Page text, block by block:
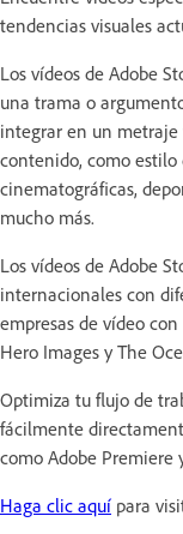
tendencias visuales
Los vídeos de Adobe
una trama o
integrar en un metraje
contenido, como estilo
cinematográficas,
mucho más.
Los vídeos de Adobe
internacionales con
empresas de vídeo
Hero Images y The
Optimiza tu flujo de
fácilmente
como Adobe Premiere
Haga clic aquí para